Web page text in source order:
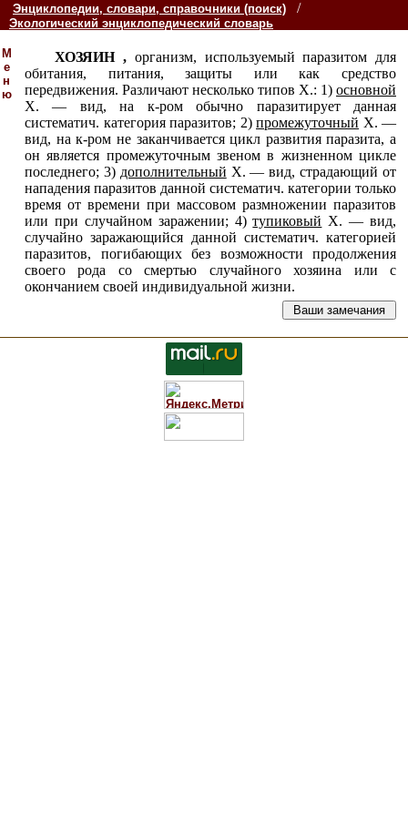
Энциклопедии, словари, справочники (поиск) /
Экологический энциклопедический словарь
М
е
н
ю
ХОЗЯИН , организм, используемый паразитом для
обитания, питания, защиты или как средство
передвижения. Различают несколько типов X.: 1) основной
X. — вид, на к-ром обычно паразитирует данная
систематич. категория паразитов; 2) промежуточный X. —
вид, на к-ром не заканчивается цикл развития паразита, а
он является промежуточным звеном в жизненном цикле
последнего; 3) дополнительный X. — вид, страдающий от
нападения паразитов данной систематич. категории только
время от времени при массовом размножении паразитов
или при случайном заражении; 4)тупиковый X. — вид,
случайно заражающийся данной систематич. категорией
паразитов, погибающих без возможности продолжения
своего рода со смертью случайного хозяина или с
окончанием своей индивидуальной жизни.